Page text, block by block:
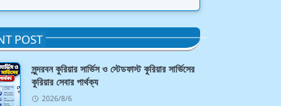
POST
সুন্দরবন কুরিয়ার সার্ভিস ও স্টেডফাস্ট কুরিয়ার সার্ভিসের
কুরিয়ার সেবার পার্থক্য
2026/8/6